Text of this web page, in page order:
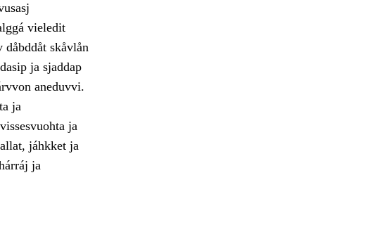
vieledit
skåvlån
ja sjaddap
aneduvvi.
ja
ja
jáhkket ja
ja